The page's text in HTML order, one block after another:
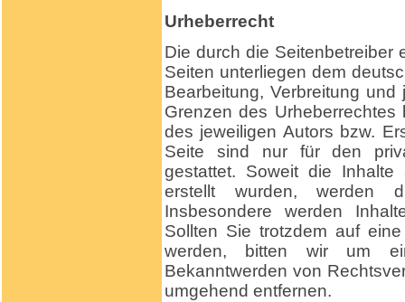
Urheberrecht
Die durch die Seitenbetreiber
Seiten unterliegen dem
Bearbeitung, Verbreitung
Grenzen des
des jeweiligen Autors bzw.
Seite sind nur für den
gestattet. Soweit die
erstellt wurden, werden
Insbesondere werden
Sollten Sie trotzdem auf
werden, bitten wir um
Bekanntwerden von
umgehend entfernen.